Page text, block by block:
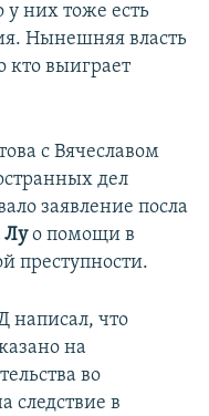
у них тоже есть
Нынешняя власть
кто выиграет
с Вячеславом
дел
заявление посла
Луо помощи в
преступности.
написал, что
на
во
следствие в